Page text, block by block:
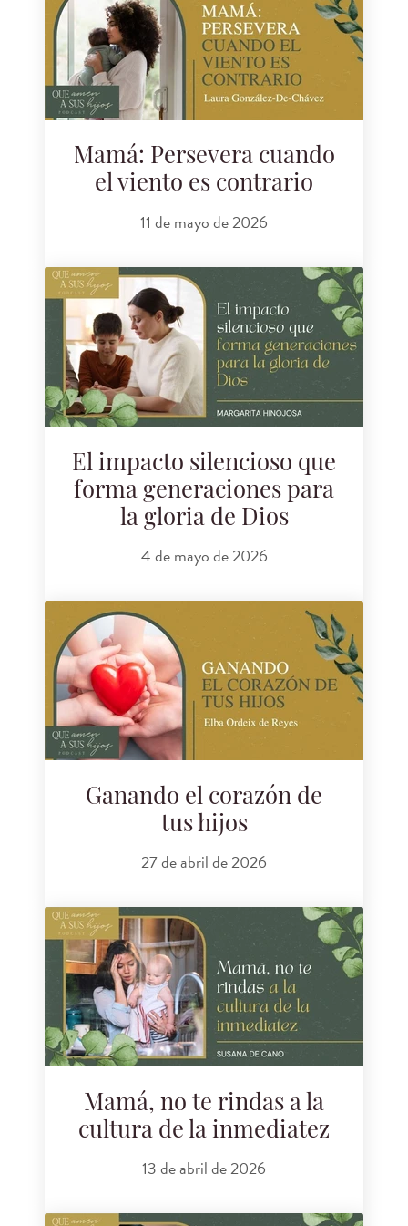
Mamá: Persevera cuando
el viento es contrario
11 de mayo de 2026
El impacto silencioso que
forma generaciones para
la gloria de Dios
4 de mayo de 2026
Ganando el corazón de
tus hijos
27 de abril de 2026
Mamá, no te rindas a la
cultura de la inmediatez
13 de abril de 2026